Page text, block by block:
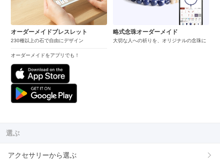
オーダーメイドブレスレット
230種以上の石で自由にデザイン
オーダーメイドをアプリでも！
略式念珠オーダーメイド
大切な人への祈りを、オリジナルの念珠に
選ぶ
アクセサリーから選ぶ